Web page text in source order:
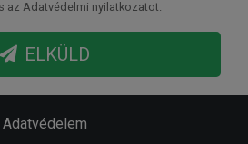
az Adatvédelmi nyilatkozatot.
ELKÜLD
Adatvédelem